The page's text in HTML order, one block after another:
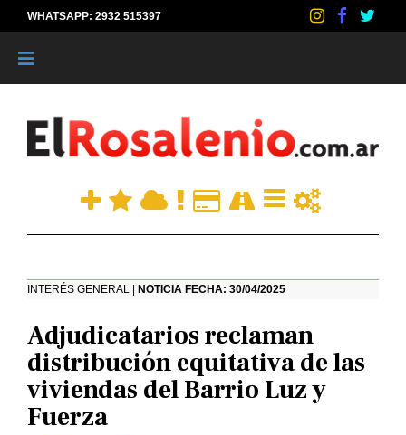
WHATSAPP: 2932 515397
INTERÉS GENERAL | NOTICIA FECHA: 30/04/2025
Adjudicatarios reclaman
distribución equitativa de las
viviendas del Barrio Luz y
Fuerza